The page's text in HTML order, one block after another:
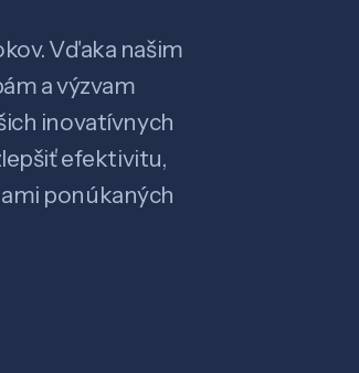
Vďaka našim
a výzvam
inovatívnych
efektivitu,
ponúkaných